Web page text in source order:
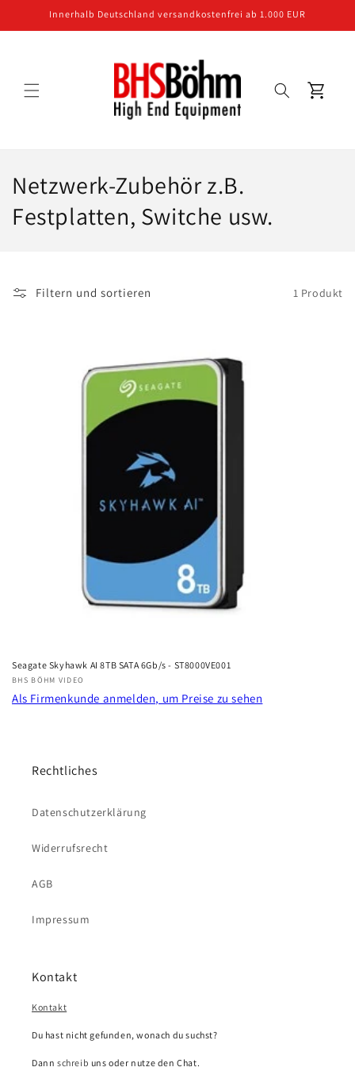
Inhalt
Innerhalb Deutschland versandkostenfrei ab 1.000 EUR
Warenkorb
K
a
g
Netzwerk-Zubehör z.B.
Festplatten, Switche usw.
Filtern und sortieren 1 Produkt
Seagate Skyhawk AI 8TB SATA 6Gb/s - ST8000VE001
Anbieter:
BHS BÖHM VIDEO
Als Firmenkunde anmelden, um Preise zu sehen
Rechtliches
Datenschutzerklärung
Widerrufsrecht
AGB
Impressum
Kontakt
Kontakt
Du hast nicht gefunden, wonach du suchst?
Dann schreib uns oder nutze den Chat.